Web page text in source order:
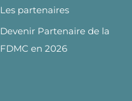
Les partenaires
Devenir Partenaire de la
FDMC en 2026